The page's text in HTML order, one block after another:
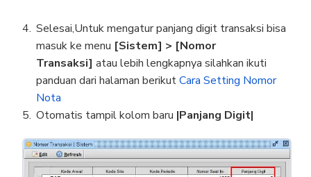
Selesai,Untuk mengatur panjang digit transaksi bisa
masuk ke menu [Sistem] > [Nomor
Transaksi] atau lebih lengkapnya silahkan ikuti
panduan dari halaman berikutCara Setting Nomor
Nota
Otomatis tampil kolom baru |Panjang Digit|